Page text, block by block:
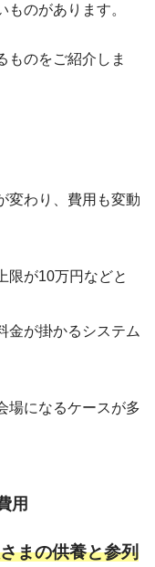
のがあります。
ものをご紹介しま
変わり、費用も変動
限が10万円などと
金が掛かるシステム
場になるケースが多
用
まの供養と参列